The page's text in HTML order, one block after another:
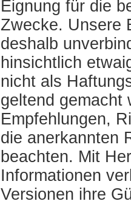
Eignung für die
Zwecke. Unsere
deshalb
hinsichtlich
nicht als
geltend gemacht
Empfehlungen,
die anerkannten
beachten. Mit
Informationen
Versionen ihre